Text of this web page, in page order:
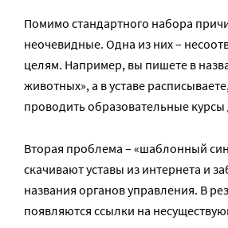
Помимо стандартного набора
неочевидные. Одна из них –
целям. Например, вы пишете в
животных», а в уставе
проводить образовательные курсы
Вторая проблема – «шаблонный
скачивают уставы из интернета и
названия органов управления. В
появляются ссылки на